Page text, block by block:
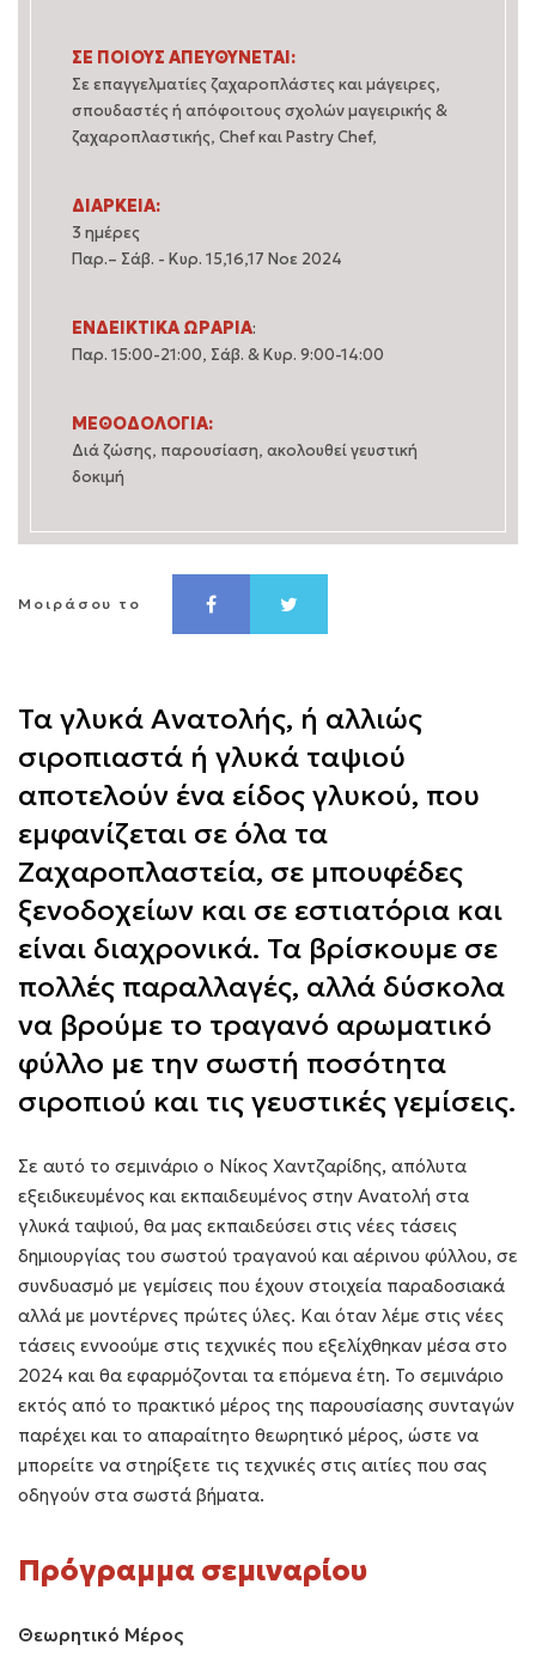
ΣΕ ΠΟΙΟΥΣ ΑΠΕΥΘΥΝΕΤΑΙ:
Σε επαγγελματίες ζαχαροπλάστες και μάγειρες,
σπουδαστές ή απόφοιτους σχολών μαγειρικής &
ζαχαροπλαστικής, Chef και Pastry Chef,
ΔΙΑΡΚΕΙΑ:
3 ημέρες
Παρ.– Σάβ. - Κυρ. 15,16,17 Νοε 2024
ΕΝΔΕΙΚΤΙΚΑ ΩΡΑΡΙΑ:
Παρ. 15:00-21:00, Σάβ. & Κυρ. 9:00-14:00
ΜΕΘΟΔΟΛΟΓΙΑ:
Διά ζώσης, παρουσίαση, ακολουθεί γευστική
δοκιμή
Μοιράσου το
Τα γλυκά Ανατολής, ή αλλιώς
σιροπιαστά ή γλυκά ταψιού
αποτελούν ένα είδος γλυκού, που
εμφανίζεται σε όλα τα
Ζαχαροπλαστεία, σε μπουφέδες
ξενοδοχείων και σε εστιατόρια και
είναι διαχρονικά. Τα βρίσκουμε σε
πολλές παραλλαγές, αλλά δύσκολα
να βρούμε το τραγανό αρωματικό
φύλλο με την σωστή ποσότητα
σιροπιού και τις γευστικές γεμίσεις.
Σε αυτό το σεμινάριο ο Νίκος Χαντζαρίδης, απόλυτα
εξειδικευμένος και εκπαιδευμένος στην Ανατολή στα
γλυκά ταψιού, θα μας εκπαιδεύσει στις νέες τάσεις
δημιουργίας του σωστού τραγανού και αέρινου φύλλου, σε
συνδυασμό με γεμίσεις που έχουν στοιχεία παραδοσιακά
αλλά με μοντέρνες πρώτες ύλες. Και όταν λέμε στις νέες
τάσεις εννοούμε στις τεχνικές που εξελίχθηκαν μέσα στο
2024 και θα εφαρμόζονται τα επόμενα έτη. Το σεμινάριο
εκτός από το πρακτικό μέρος της παρουσίασης συνταγών
παρέχει και το απαραίτητο θεωρητικό μέρος, ώστε να
μπορείτε να στηρίξετε τις τεχνικές στις αιτίες που σας
οδηγούν στα σωστά βήματα.
Πρόγραμμα σεμιναρίου
Θεωρητικό Μέρος